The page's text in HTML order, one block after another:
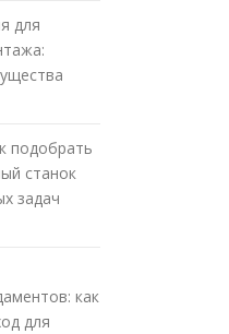
для
подобрать
станок
задач
как
для